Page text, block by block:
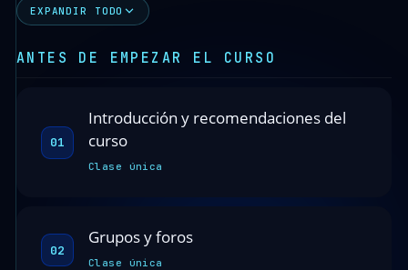
EXPANDIR TODO
ANTES DE EMPEZAR EL CURSO
01
Introducción y recomendaciones del
curso
Clase única
02
Grupos y foros
Clase única